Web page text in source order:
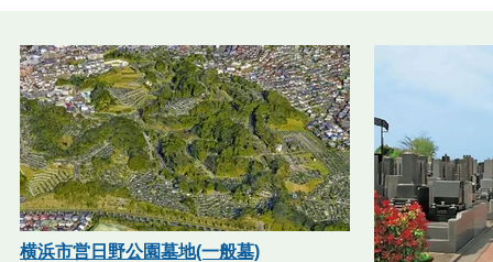
横浜市営日野公園墓地(一般墓)